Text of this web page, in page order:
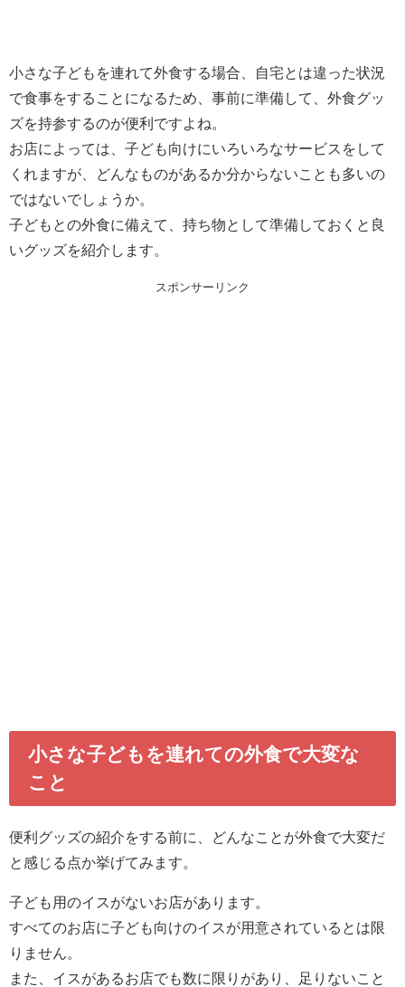
小さな子どもを連れて外食する場合、自宅とは違った状況
で食事をすることになるため、事前に準備して、外食グッ
ズを持参するのが便利ですよね。
お店によっては、子ども向けにいろいろなサービスをして
くれますが、どんなものがあるか分からないことも多いの
ではないでしょうか。
子どもとの外食に備えて、持ち物として準備しておくと良
いグッズを紹介します。
スポンサーリンク
小さな子どもを連れての外食で大変な
こと
便利グッズの紹介をする前に、どんなことが外食で大変だ
と感じる点か挙げてみます。
子ども用のイスがないお店があります。
すべてのお店に子ども向けのイスが用意されているとは限
りません。
また、イスがあるお店でも数に限りがあり、足りないこと